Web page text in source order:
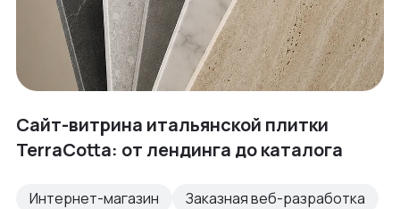
Сайт-витрина итальянской плитки
TerraCotta: от лендинга до каталога
Интернет-магазин
Заказная веб-разработка